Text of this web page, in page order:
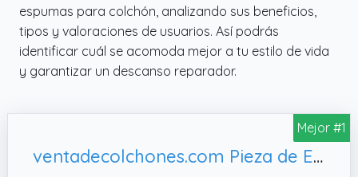
espumas para colchón, analizando sus beneficios,
tipos y valoraciones de usuarios. Así podrás
identificar cuál se acomoda mejor a tu estilo de vida
y garantizar un descanso reparador.
Mejor #1
ventadecolchones.com Pieza de Espuma a Medida 60 x 120 x 8 cm - Densidad 20 kg/m3 Suave, sillas